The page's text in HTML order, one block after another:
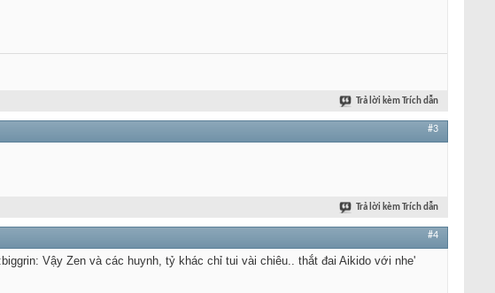
Trả lời kèm Trích dẫn
#3
Trả lời kèm Trích dẫn
#4
Vậy Zen và các huynh, tỷ khác chỉ tui vài chiêu.. thắt đai Aikido với nhe'